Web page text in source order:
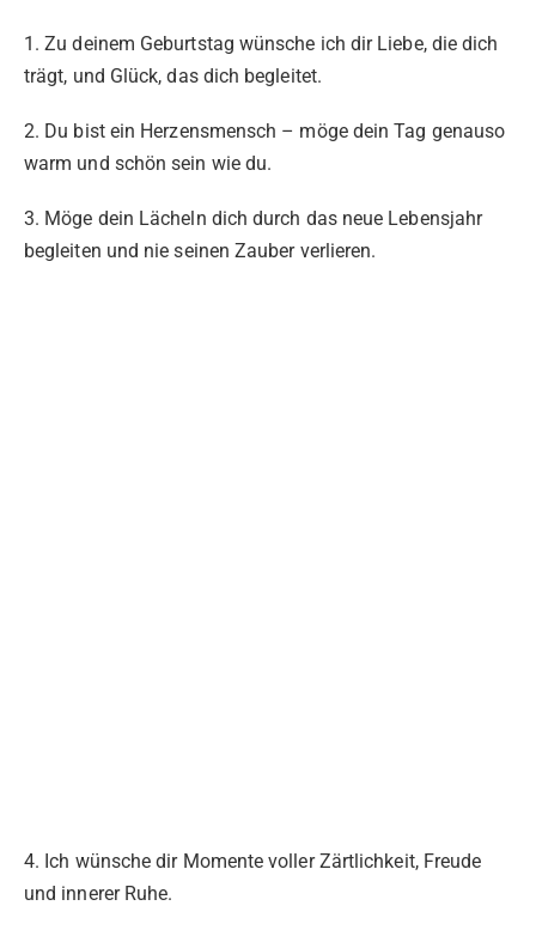
1. Zu deinem Geburtstag wünsche ich dir Liebe, die dich
trägt, und Glück, das dich begleitet.
2. Du bist ein Herzensmensch – möge dein Tag genauso
warm und schön sein wie du.
3. Möge dein Lächeln dich durch das neue Lebensjahr
begleiten und nie seinen Zauber verlieren.
4. Ich wünsche dir Momente voller Zärtlichkeit, Freude
und innerer Ruhe.